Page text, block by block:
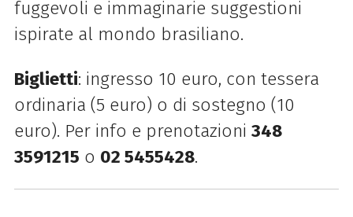
fuggevoli e immaginarie suggestioni
ispirate al mondo brasiliano.
Biglietti: ingresso 10 euro, con tessera
ordinaria (5 euro) o di sostegno (10
euro). Per info e prenotazioni 348
3591215 o 02 5455428.